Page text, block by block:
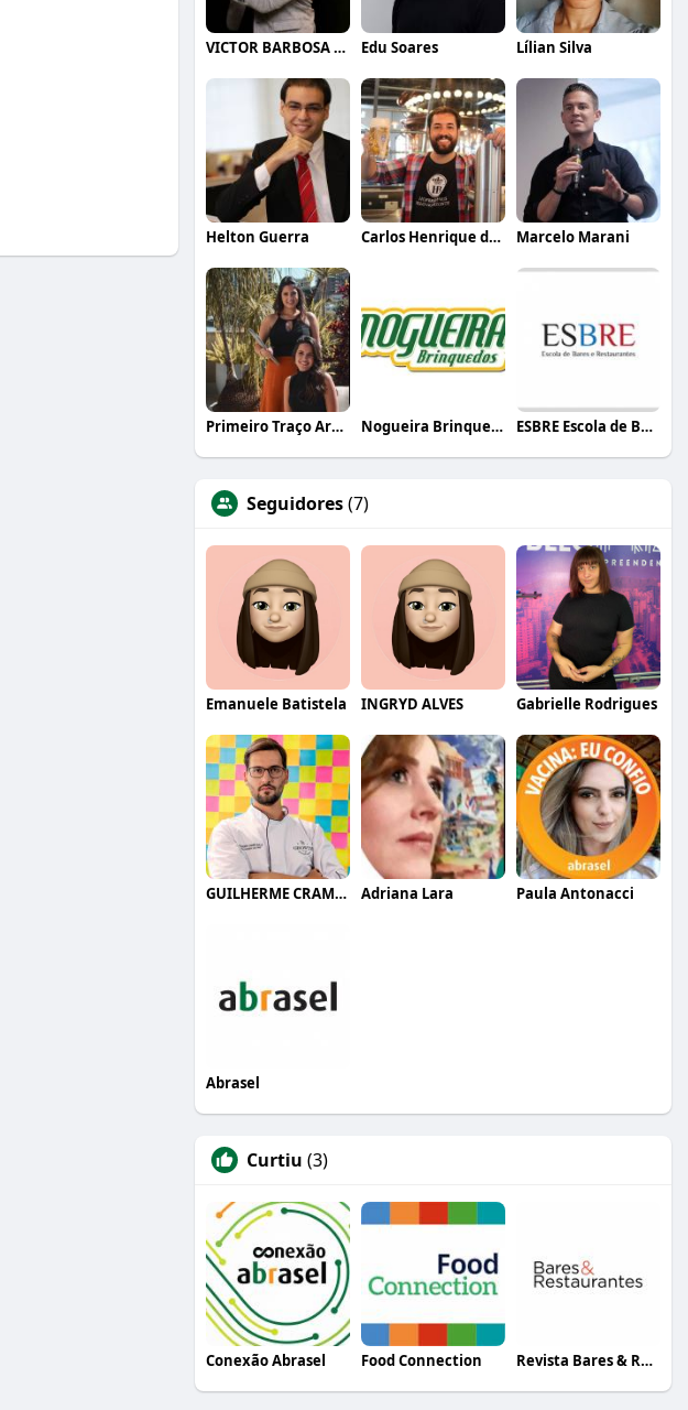
VICTOR BARBOSA QUARANTA Edu Soares Lílian Silva
Helton Guerra Carlos Henrique de Faria Vasconcelos Marcelo Marani
Primeiro Traço Arquitetura Nogueira Brinquedos ESBRE Escola de Bares e Restaurantes
Seguidores(7)
Emanuele Batistela INGRYD ALVES Gabrielle Rodrigues
GUILHERME CRAMER BALLE Adriana Lara Paula Antonacci
Abrasel
Curtiu (3)
Conexão Abrasel Food Connection Revista Bares & Restaurantes